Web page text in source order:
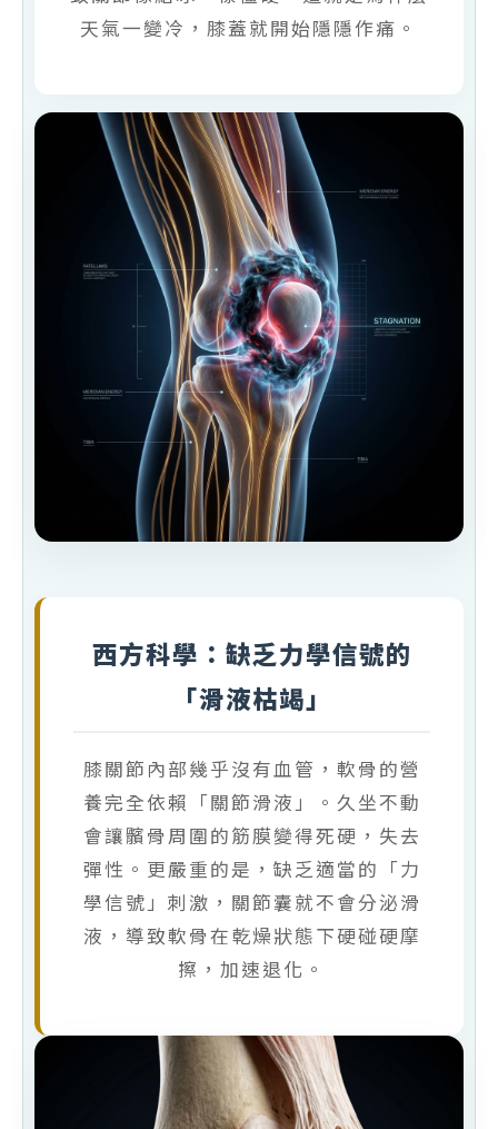
天氣一變冷，膝蓋就開始隱隱作痛。
西方科學：缺乏力學信號的
「滑液枯竭」
膝關節內部幾乎沒有血管，軟骨的營
養完全依賴「關節滑液」。久坐不動
會讓髕骨周圍的筋膜變得死硬，失去
彈性。更嚴重的是，缺乏適當的「力
學信號」刺激，關節囊就不會分泌滑
液，導致軟骨在乾燥狀態下硬碰硬摩
擦，加速退化。